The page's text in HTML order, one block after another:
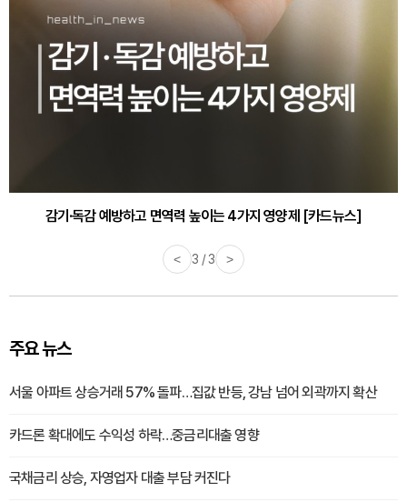
감기·독감 예방하고 면역력 높이는 4가지 영양제 [카드뉴스]
< 3 / 3 >
주요 뉴스
서울 아파트 상승거래 57% 돌파…집값 반등, 강남 넘어 외곽까지 확산
카드론 확대에도 수익성 하락…중금리대출 영향
국채금리 상승, 자영업자 대출 부담 커진다